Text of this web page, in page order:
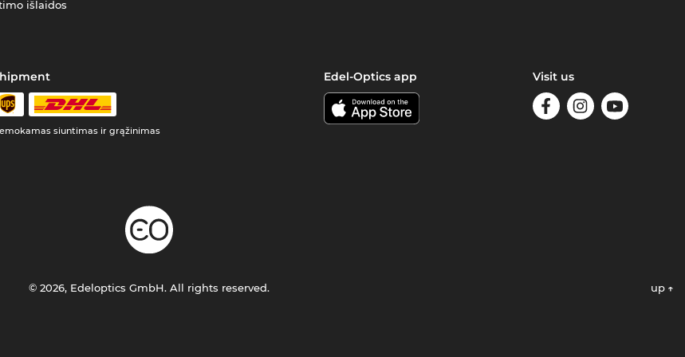
išlaidos
siuntimas ir grąžinimas
Edel-Optics app Visit us
© 2026, Edeloptics GmbH. All rights reserved. up